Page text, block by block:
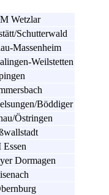
Wetzlar
Schutterwald
Massenheim
Weilstetten
Böddiger
Östringen
Dormagen